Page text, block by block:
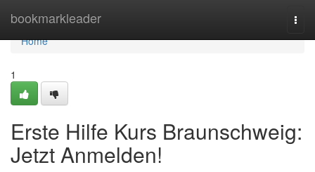
bookmarkleader
Home
Home
1
Erste Hilfe Kurs Braunschweig:
Jetzt Anmelden!